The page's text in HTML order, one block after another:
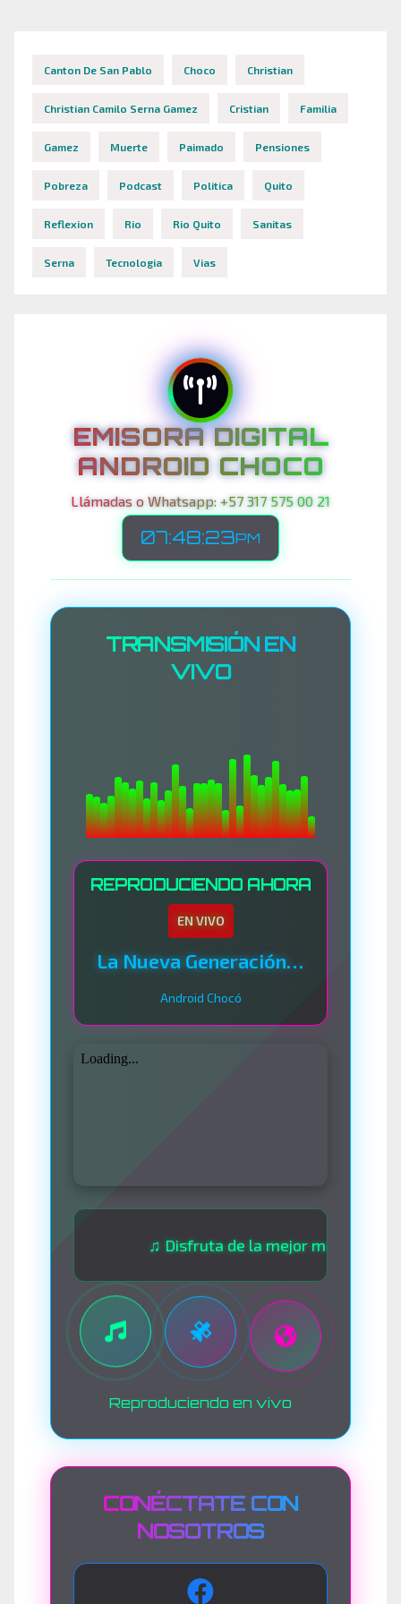
Canton De San Pablo Choco Christian
Christian Camilo Serna Gamez Cristian Familia
Gamez Muerte Paimado Pensiones
Pobreza Podcast Politica Quito
Reflexion Rio Rio Quito Sanitas
Serna Tecnologia Vias
EMISORA DIGITAL
ANDROID CHOCO
Llámadas o Whatsapp: +57 317 575 00 21
07:48:25PM
TRANSMISIÓN EN
VIVO
REPRODUCIENDO AHORA
EN VIVO
La Nueva Generación Del Sistema
Android Chocó
♫ Disfruta de la mejor música las 24
Reproduciendo en vivo
CONÉCTATE CON
NOSOTROS